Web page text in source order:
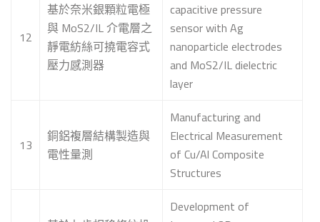
12
基於奈米銀顆粒電極
與 MoS2/IL 介電層之
靜電紡絲可撓電容式
壓力感測器
capacitive pressure
sensor with Ag
nanoparticle electrodes
and MoS2/IL dielectric
layer
13
銅鋁複層結構製造與
電性量測
Manufacturing and
Electrical Measurement
of Cu/Al Composite
Structures
Development of